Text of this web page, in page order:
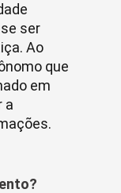
ser
Ao
que
em
a